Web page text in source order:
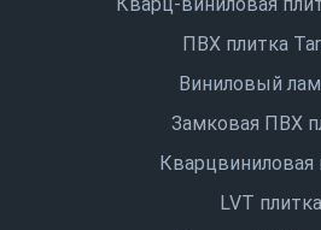
Кварц-виниловая
ПВХ плитка
Виниловый
Замковая ПВХ
Кварцвиниловая
LVT плитка